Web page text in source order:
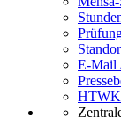
E-Mail